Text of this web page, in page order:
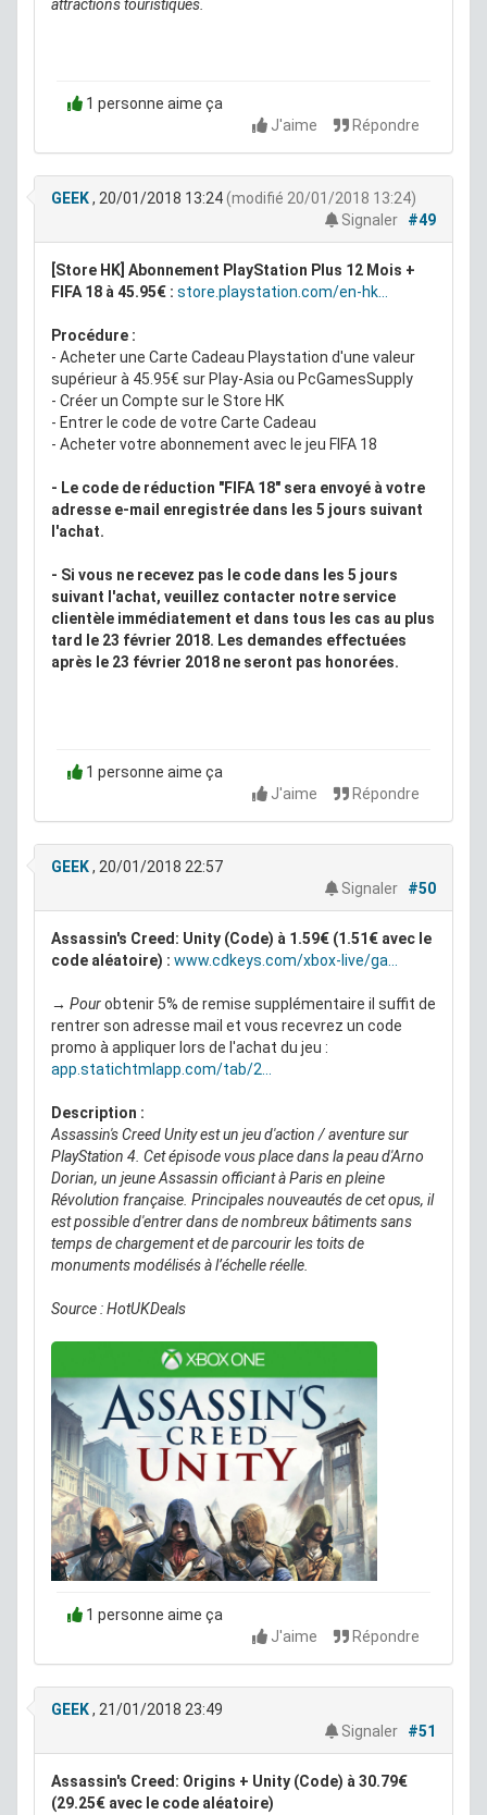
attractions touristiques.
1 personne aime ça
J'aime
Répondre
GEEK, 20/01/2018 13:24(modifié 20/01/2018 13:24)
Signaler
#49
[Store HK] Abonnement PlayStation Plus 12 Mois +
FIFA 18 à 45.95€ : store.playstation.com/en-hk...
Procédure :
- Acheter une Carte Cadeau Playstation d'une valeur
supérieur à 45.95€ sur Play-Asia ou PcGamesSupply
- Créer un Compte sur le Store HK
- Entrer le code de votre Carte Cadeau
- Acheter votre abonnement avec le jeu FIFA 18
- Le code de réduction "FIFA 18" sera envoyé à votre
adresse e-mail enregistrée dans les 5 jours suivant
l'achat.
- Si vous ne recevez pas le code dans les 5 jours
suivant l'achat, veuillez contacter notre service
clientèle immédiatement et dans tous les cas au plus
tard le 23 février 2018. Les demandes effectuées
après le 23 février 2018 ne seront pas honorées.
1 personne aime ça
J'aime
Répondre
GEEK, 20/01/2018 22:57
Signaler
#50
Assassin's Creed: Unity (Code) à 1.59€ (1.51€ avec le
code aléatoire) : www.cdkeys.com/xbox-live/ga...
→ Pourobtenir 5% de remise supplémentaire il suffit de
rentrer son adresse mail et vous recevrez un code
promo à appliquer lors de l'achat du jeu :
app.statichtmlapp.com/tab/2...
Description :
Assassin's Creed Unity est un jeu d'action / aventure sur
PlayStation 4. Cet épisode vous place dans la peau d'Arno
Dorian, un jeune Assassin officiant à Paris en pleine
Révolution française. Principales nouveautés de cet opus, il
est possible d'entrer dans de nombreux bâtiments sans
temps de chargement et de parcourir les toits de
monuments modélisés à l’échelle réelle.
Source : HotUKDeals
1 personne aime ça
J'aime
Répondre
GEEK, 21/01/2018 23:49
Signaler
#51
Assassin's Creed: Origins + Unity (Code) à 30.79€
(29.25€ avec le code aléatoire)